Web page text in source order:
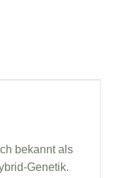
bekannt als
Genetik.